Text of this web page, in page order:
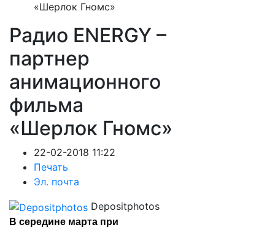
«Шерлок Гномс»
Радио ENERGY –
партнер
анимационного
фильма
«Шерлок Гномс»
22-02-2018 11:22
Печать
Эл. почта
Depositphotos
В середине марта при